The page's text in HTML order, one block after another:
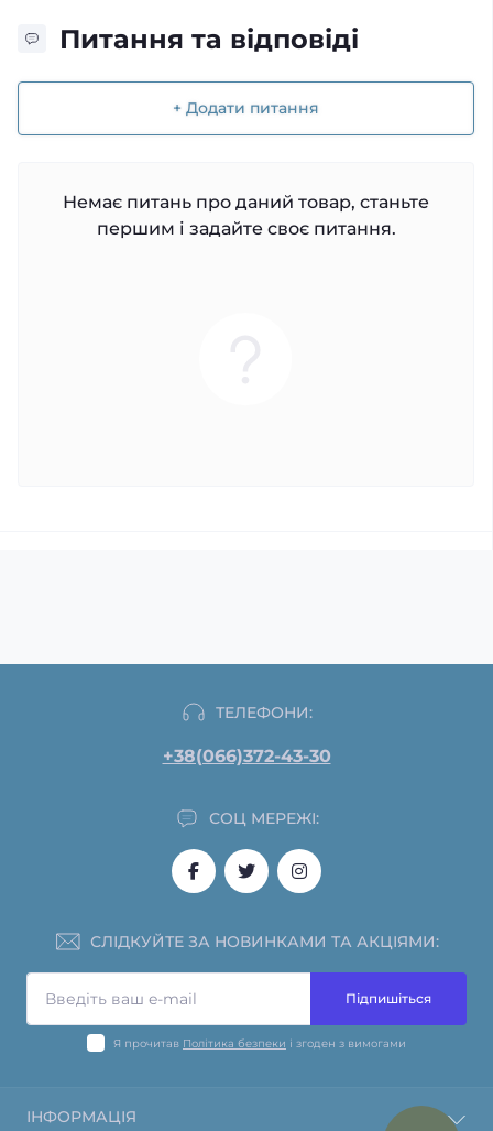
Питання та відповіді
+ Додати питання
Немає питань про даний товар, станьте
першим і задайте своє питання.
ТЕЛЕФОНИ:
+38(066)372-43-30
СОЦ МЕРЕЖІ:
СЛІДКУЙТЕ ЗА НОВИНКАМИ ТА АКЦІЯМИ:
Підпишіться
Я прочитав Політика безпеки і згоден з вимогами
ІНФОРМАЦІЯ